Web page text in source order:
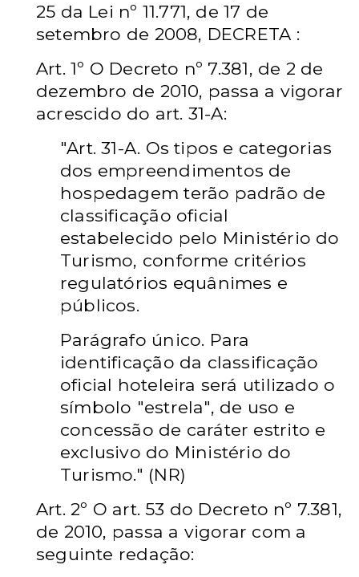
25 da Lei nº 11.771, de 17 de
setembro de 2008, DECRETA :
Art. 1º O Decreto nº 7.381, de 2 de
dezembro de 2010, passa a vigorar
acrescido do art. 31-A:
"Art. 31-A. Os tipos e categorias
dos empreendimentos de
hospedagem terão padrão de
classificação oficial
estabelecido pelo Ministério do
Turismo, conforme critérios
regulatórios equânimes e
públicos.
Parágrafo único. Para
identificação da classificação
oficial hoteleira será utilizado o
símbolo "estrela", de uso e
concessão de caráter estrito e
exclusivo do Ministério do
Turismo." (NR)
Art. 2º O art. 53 do Decreto nº 7.381,
de 2010, passa a vigorar com a
seguinte redação: